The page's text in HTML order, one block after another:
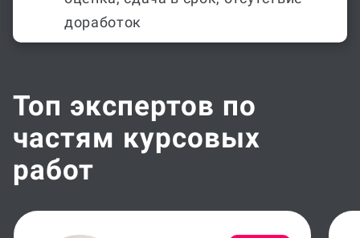
доработок
Топ экспертов по
частям курсовых
работ